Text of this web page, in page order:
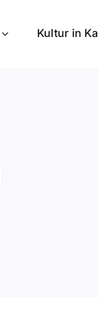
Kultur in